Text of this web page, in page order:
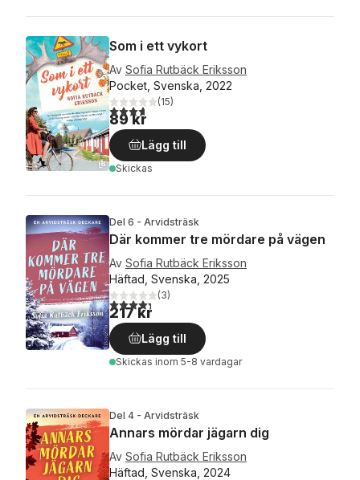
Som i ett vykort
Av Sofia Rutbäck Eriksson
Pocket, Svenska, 2022
3,7utav 5 stjärnor. Totalt antal röster:
(15)
89 kr
Lägg till
Skickas
Del 6 - Arvidsträsk
Där kommer tre mördare på vägen
Av Sofia Rutbäck Eriksson
Häftad, Svenska, 2025
4,3utav 5 stjärnor. Totalt antal röster:
(3)
217 kr
Lägg till
Skickas inom 5-8 vardagar
Del 4 - Arvidsträsk
Annars mördar jägarn dig
Av Sofia Rutbäck Eriksson
Häftad, Svenska, 2024